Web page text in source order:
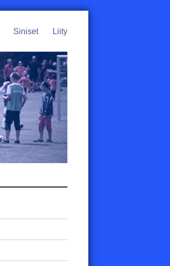
Siniset Liity